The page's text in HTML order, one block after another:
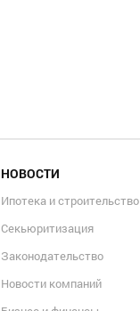
НОВОСТИ
Ипотека и строительство
Секьюритизация
Законодательство
Новости компаний